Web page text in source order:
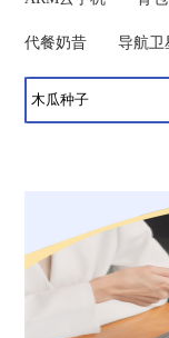
代餐奶昔 导航卫